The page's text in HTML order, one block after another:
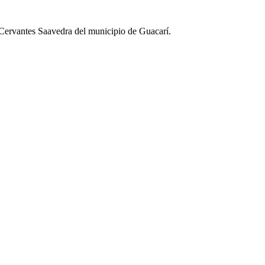
Saavedra del municipio de Guacarí.